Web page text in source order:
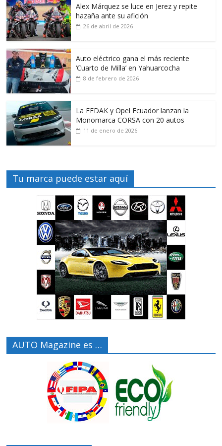
Alex Márquez se luce en Jerez y repite
hazaña ante su afición
26 de abril de 2026
Auto eléctrico gana el más reciente
‘Cuarto de Milla’ en Yahuarcocha
8 de febrero de 2026
La FEDAK y Opel Ecuador lanzan la
Monomarca CORSA con 20 autos
11 de enero de 2026
Tu marca puede estar aquí
AUTO Magazine es …